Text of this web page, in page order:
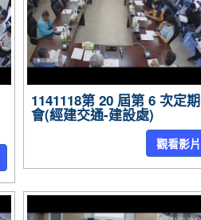
1141118第 20 屆第 6 次定期
會(經建交通-建設處)
觀看影片